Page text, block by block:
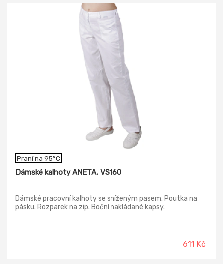
Praní na 95°C
Dámské kalhoty ANETA, VS160
Dámské pracovní kalhoty se sníženým pasem. Poutka na
pásku. Rozparek na zip. Boční nakládané kapsy.
611 Kč